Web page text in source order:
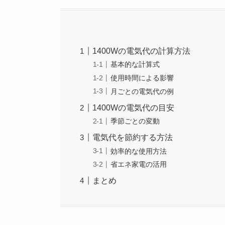
1400Wの電気代の計算方法
基本的な計算式
使用時間による影響
月ごとの電気代の例
1400Wの電気代の目安
季節ごとの変動
電気代を節約する方法
効率的な使用方法
省エネ家電の活用
まとめ